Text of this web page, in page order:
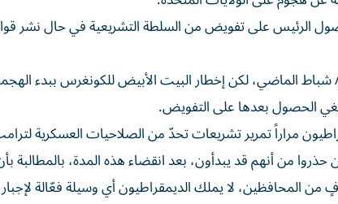
مع إيران في 28 فبراير/ شباط الماضي، لكن إخطار البيت الأبيض للكونغرس
الحصول بعدها على التفويض.
مراراً تمرير تشريعات تحدّ من الصلاحيات العسكرية
حذروا من أنهم قد يبدأون، بعد انقضاء هذه المدة،
لا يملك الديمقراطيون أي وسيلة فعّالة لإجبار